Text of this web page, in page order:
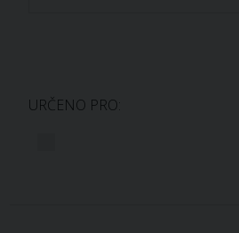
URČENO PRO: